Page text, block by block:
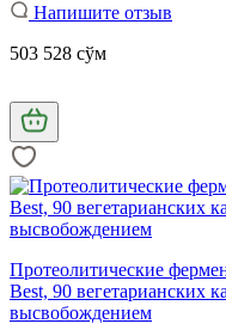
Напишите отзыв
503 528 сўм
Протеолитические
Best, 90 вегетарианских
высвобождением